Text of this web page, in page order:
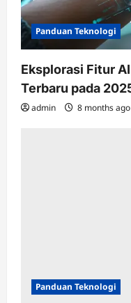
Panduan Teknologi
Eksplorasi Fitur
Terbaru pada
admin 8 months ago
Panduan Teknologi